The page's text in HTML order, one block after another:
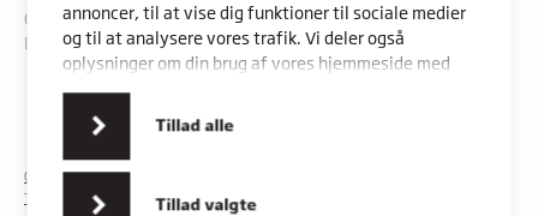
annoncer, til at vise dig funktioner til sociale medier
og til at analysere vores trafik. Vi deler også
oplysninger om din brug af vores hjemmeside med
vores partnere inden for sociale medier,
annonceringspartnere og analysepartnere. Vores
partnere kan kombinere disse data med andre
oplysninger, du har givet dem, eller som de har
Tillad valgte
Tillad alle
CVR: 45357716
EAN: 5798000553842
Kontakt os
COOKIES
PRIVATLIVSPOLITIK
TILGÆNGELIGHEDSERKLÆRING